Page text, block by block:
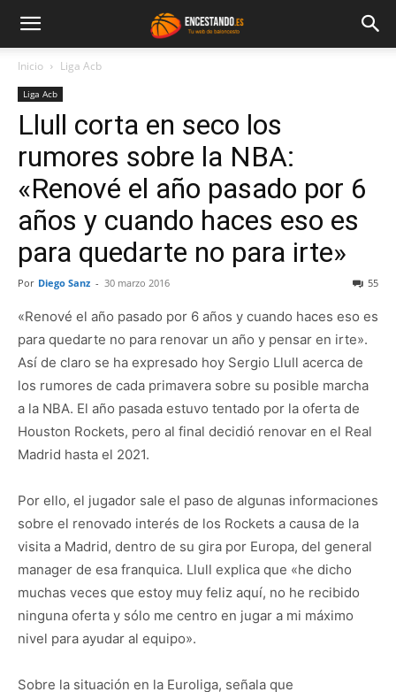
Inicio Liga Acb
Liga Acb
Llull corta en seco los
rumores sobre la NBA:
«Renové el año pasado por 6
años y cuando haces eso es
para quedarte no para irte»
Por Diego Sanz - 30 marzo 2016 55
«Renové el año pasado por 6 años y cuando haces eso es
para quedarte no para renovar un año y pensar en irte».
Así de claro se ha expresado hoy Sergio Llull acerca de
los rumores de cada primavera sobre su posible marcha
a la NBA. El año pasada estuvo tentado por la oferta de
Houston Rockets, pero al final decidió renovar en el Real
Madrid hasta el 2021.
Por ello, el jugador sale el paso de algunas informaciones
sobre el renovado interés de los Rockets a causa de la
visita a Madrid, dentro de su gira por Europa, del general
manager de esa franquica. Llull explica que «he dicho
muchas veces que estoy muy feliz aquí, no he recibido
ninguna oferta y sólo me centro en jugar a mi máximo
nivel para ayudar al equipo».
Sobre la situación en la Euroliga, señala que